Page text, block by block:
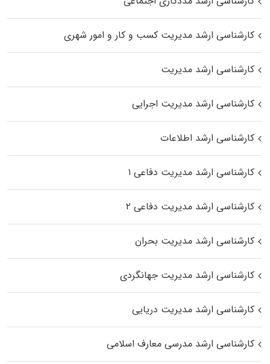
کارشناسی ارشد مدیریت کسب و کار و امور شهری
کارشناسی ارشد مدیریت
کارشناسی ارشد مدیریت اجرایی
کارشناسی ارشد اطلاعات
کارشناسی ارشد مدیریت دفاعی ۱
کارشناسی ارشد مدیریت دفاعی ۲
کارشناسی ارشد مدیریت بحران
کارشناسی ارشد مدیریت جهانگردی
کارشناسی ارشد مدیریت دریایی
کارشناسی ارشد مدرسی معارف اسلامی